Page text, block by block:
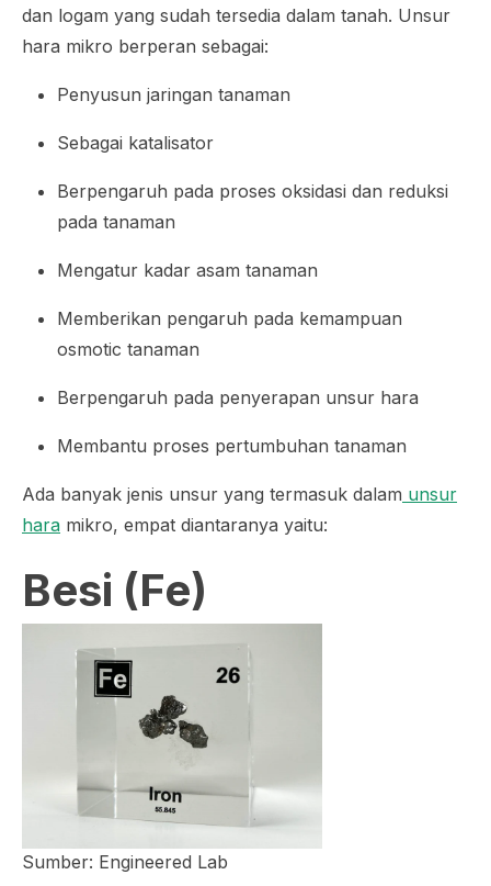
dan logam yang sudah tersedia dalam tanah. Unsur
hara mikro berperan sebagai:
Penyusun jaringan tanaman
Sebagai katalisator
Berpengaruh pada proses oksidasi dan reduksi
pada tanaman
Mengatur kadar asam tanaman
Memberikan pengaruh pada kemampuan
osmotic tanaman
Berpengaruh pada penyerapan unsur hara
Membantu proses pertumbuhan tanaman
Ada banyak jenis unsur yang termasuk dalam unsur
hara mikro, empat diantaranya yaitu:
Besi (Fe)
Sumber: Engineered Lab